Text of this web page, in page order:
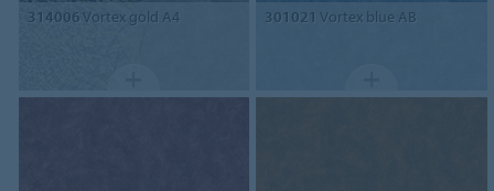
314006 Vortex gold A4 301021 Vortex blue AB